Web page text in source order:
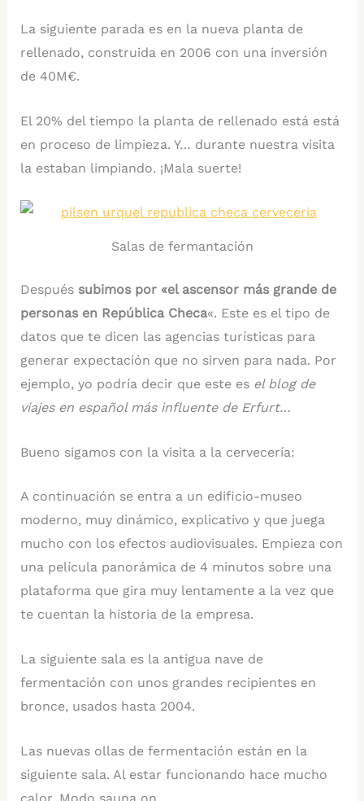
La siguiente parada es en la nueva planta de
rellenado, construida en 2006 con una inversión
de 40M€.
El 20% del tiempo la planta de rellenado está está
en proceso de limpieza. Y… durante nuestra visita
la estaban limpiando. ¡Mala suerte!
Salas de fermantación
Después subimos por «el ascensor más grande de
personas en República Checa«. Este es el tipo de
datos que te dicen las agencias turísticas para
generar expectación que no sirven para nada. Por
ejemplo, yo podría decir que este es el blog de
viajes en español más influente de Erfurt…
Bueno sigamos con la visita a la cervecería:
A continuación se entra a un edificio-museo
moderno, muy dinámico, explicativo y que juega
mucho con los efectos audiovisuales. Empieza con
una película panorámica de 4 minutos sobre una
plataforma que gira muy lentamente a la vez que
te cuentan la historia de la empresa.
La siguiente sala es la antigua nave de
fermentación con unos grandes recipientes en
bronce, usados hasta 2004.
Las nuevas ollas de fermentación están en la
siguiente sala. Al estar funcionando hace mucho
calor. Modo sauna on.